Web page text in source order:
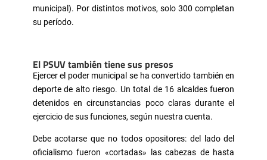
municipal). Por distintos motivos, solo 300 completan
su período.
El PSUV también tiene sus presos
Ejercer el poder municipal se ha convertido también en
deporte de alto riesgo. Un total de 16 alcaldes fueron
detenidos en circunstancias poco claras durante el
ejercicio de sus funciones, según nuestra cuenta.
Debe acotarse que no todos opositores: del lado del
oficialismo fueron «cortadas» las cabezas de hasta